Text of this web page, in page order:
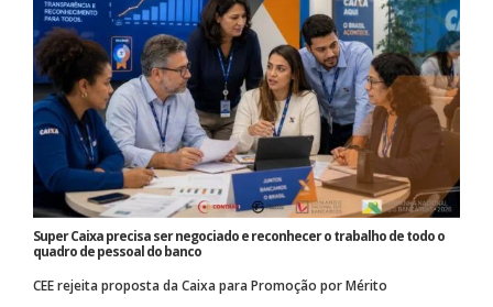
Super Caixa precisa ser negociado e reconhecer o trabalho de todo o
quadro de pessoal do banco
CEE rejeita proposta da Caixa para Promoção por Mérito